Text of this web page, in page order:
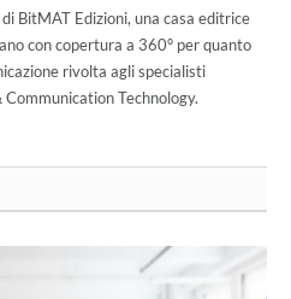
BitMAT Edizioni, una casa editrice
con copertura a 360° per quanto
rivolta agli specialisti
Technology.